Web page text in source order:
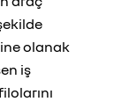
olanak
iş